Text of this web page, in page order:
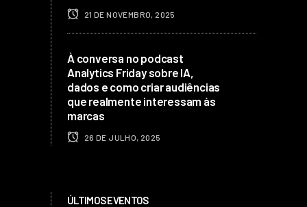
21 DE NOVEMBRO, 2025
À conversa no podcast
Analytics Friday sobre IA,
dados e como criar audiências
que realmente interessam às
marcas
26 DE JULHO, 2025
ÚLTIMOS EVENTOS